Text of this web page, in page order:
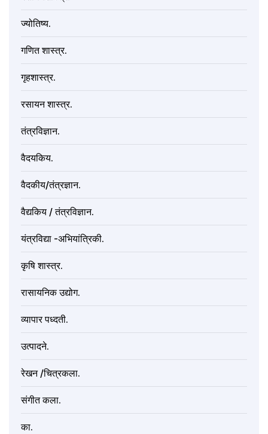
ज्योतिष्य.
गणित शास्त्र.
गृहशास्त्र.
रसायन शास्त्र.
तंत्रविज्ञान.
वैदयकिय.
वैदकीय/तंत्रज्ञान.
वैद्यकिय / तंत्रविज्ञान.
यंत्रविद्या -अभियांत्रिकी.
कृषि शास्त्र.
रासायनिक उद्योग.
व्यापार पध्दती.
उत्पादने.
रेखन /चित्रकला.
संगीत कला.
का.